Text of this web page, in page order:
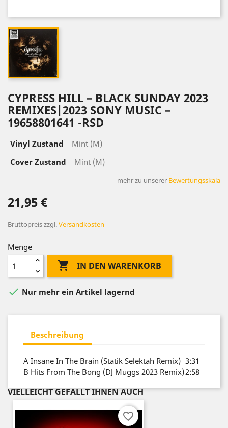
CYPRESS HILL – BLACK SUNDAY 2023
REMIXES|2023 SONY MUSIC –
19658801641 -RSD
Vinyl Zustand
Mint (M)
Cover Zustand
Mint (M)
mehr zu unserer Bewertungsskala
21,95 €
Bruttopreiszzgl.Versandkosten
Menge
 IN DEN WARENKORB
 Nur mehr ein Artikel lagernd
Beschreibung
A Insane In The Brain (Statik Selektah Remix) 3:31
B Hits From The Bong (DJ Muggs 2023 Remix)2:58
VIELLEICHT GEFÄLLT IHNEN AUCH
favorite_border